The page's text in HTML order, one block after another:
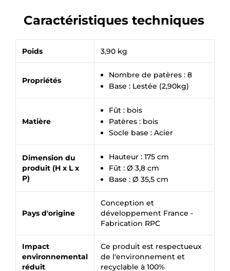
Caractéristiques techniques
Poids 3,90 kg
Propriétés
Nombre de patères : 8
Base : Lestée (2,90kg)
Matière
Fût : bois
Patères : bois
Socle base : Acier
Dimension du
produit (H x L x
P)
Hauteur : 175 cm
Fût : Ø 3,8 cm
Base : Ø 35,5 cm
Pays d'origine
Conception et
développement France -
Fabrication RPC
Impact
environnemental
réduit
Ce produit est respectueux
de l'environnement et
recyclable à 100%